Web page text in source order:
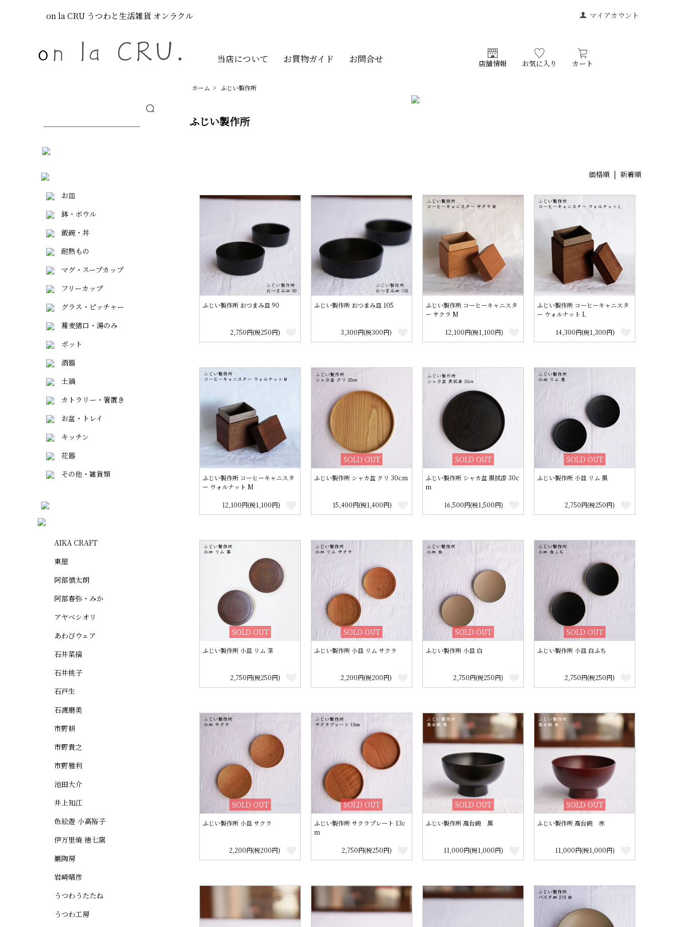
マイアカウント
on la CRU うつわと生活雑貨 オンラクル
当店について お買物ガイド お問合せ 店舗情報 お気に入り カート
ホーム > ふじい製作所
ふじい製作所
価格順 | 新着順
ふじい製作所 おつまみ皿 90
2,750円(税250円)
ふじい製作所 おつまみ皿 105
3,300円(税300円)
ふじい製作所 コーヒーキャニスタ
ー サクラ M
12,100円(税1,100円)
ふじい製作所 コーヒーキャニスタ
ー ウォルナット L
14,300円(税1,300円)
ふじい製作所 コーヒーキャニスタ
ー ウォルナット M
12,100円(税1,100円)
SOLD OUT
ふじい製作所 シャカ盆 クリ 30cm
15,400円(税1,400円)
SOLD OUT
ふじい製作所 シャカ盆 黒拭漆 30c
m
16,500円(税1,500円)
SOLD OUT
ふじい製作所 小皿 リム 黒
2,750円(税250円)
SOLD OUT
ふじい製作所 小皿 リム 茶
2,750円(税250円)
SOLD OUT
ふじい製作所 小皿 リム サクラ
2,200円(税200円)
SOLD OUT
ふじい製作所 小皿 白
2,750円(税250円)
SOLD OUT
ふじい製作所 小皿 白ふち
2,750円(税250円)
SOLD OUT
ふじい製作所 小皿 サクラ
2,200円(税200円)
SOLD OUT
ふじい製作所 サクラプレート 13c
m
2,750円(税250円)
SOLD OUT
ふじい製作所 高台碗 黒
11,000円(税1,000円)
SOLD OUT
ふじい製作所 高台碗 赤
11,000円(税1,000円)
お皿
鉢・ボウル
飯碗・丼
耐熱もの
マグ・スープカップ
フリーカップ
グラス・ピッチャー
蕎麦猪口・湯のみ
ポット
酒器
土鍋
カトラリー・箸置き
お盆・トレイ
キッチン
花器
その他・雑貨類
AIKA CRAFT
東屋
阿部慎太朗
阿部春弥・みか
アヤベシオリ
あわびウェア
石井菜摘
石井桃子
石戸生
石渡磨美
市野耕
市野貴之
市野雅利
池田大介
井上知江
色絵遊 小高裕子
伊万里焼 徳七窯
巌陶房
岩崎晴彦
うつわうたたね
うつわ工房